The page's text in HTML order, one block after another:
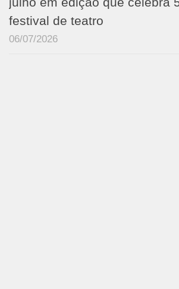
festival de teatro
06/07/2026